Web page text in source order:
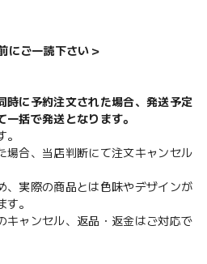
にご一読下さい＞
時に予約注文された場合、発送予定
一括で発送となります。
場合、当店判断にて注文キャンセル
、実際の商品とは色味やデザインが
。
キャンセル、返品・返金はご対応で